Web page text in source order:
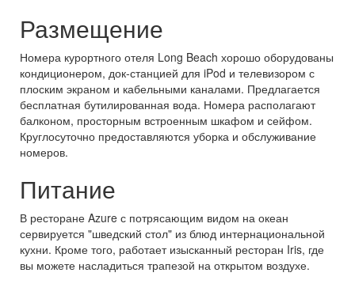
Размещение
Номера курортного отеля Long Beach хорошо оборудованы
кондиционером, док-станцией для iPod и телевизором с
плоским экраном и кабельными каналами. Предлагается
бесплатная бутилированная вода. Номера располагают
балконом, просторным встроенным шкафом и сейфом.
Круглосуточно предоставляются уборка и обслуживание
номеров.
Питание
В ресторане Azure с потрясающим видом на океан
сервируется "шведский стол" из блюд интернациональной
кухни. Кроме того, работает изысканный ресторан Iris, где
вы можете насладиться трапезой на открытом воздухе.